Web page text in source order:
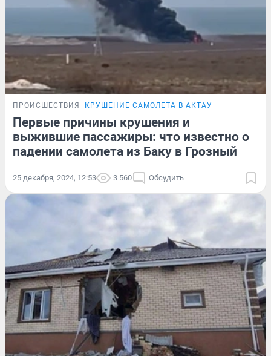
ПРОИСШЕСТВИЯ КРУШЕНИЕ САМОЛЕТА В АКТАУ
Первые причины крушения и
выжившие пассажиры: что известно о
падении самолета из Баку в Грозный
25 декабря, 2024, 12:53 3 560 Обсудить